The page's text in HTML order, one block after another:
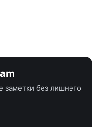
заметки без лишнего